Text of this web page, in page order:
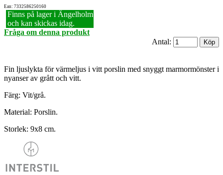
Ean: 7332586250160
Finns på lager i Ängelholm
och kan skickas idag.
Fråga om denna produkt
Antal:
Fin ljuslykta för värmeljus i vitt porslin med snyggt marmormönster i
nyanser av grått och vitt.
Färg: Vit/grå.
Material: Porslin.
Storlek: 9x8 cm.